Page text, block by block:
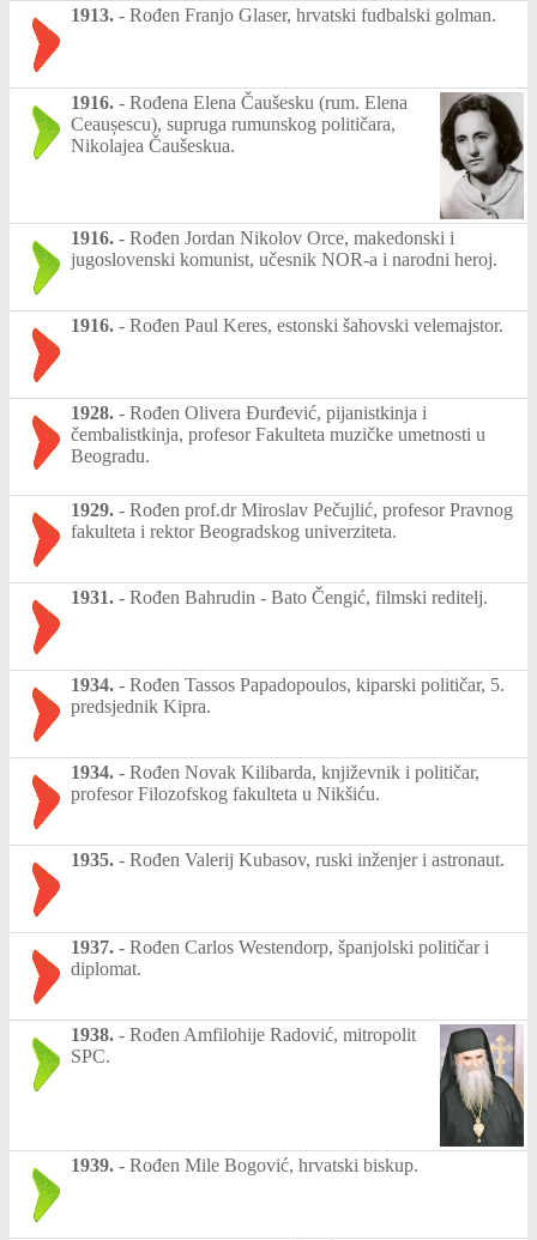
1913. - Rođen Franjo Glaser, hrvatski fudbalski golman.
1916. - Rođena Elena Čaušesku (rum. Elena
Ceaușescu), supruga rumunskog političara,
Nikolajea Čaušeskua.
1916. - Rođen Jordan Nikolov Orce, makedonski i
jugoslovenski komunist, učesnik NOR-a i narodni heroj.
1916. - Rođen Paul Keres, estonski šahovski velemajstor.
1928. - Rođen Olivera Đurđević, pijanistkinja i
čembalistkinja, profesor Fakulteta muzičke umetnosti u
Beogradu.
1929. - Rođen prof.dr Miroslav Pečujlić, profesor Pravnog
fakulteta i rektor Beogradskog univerziteta.
1931. - Rođen Bahrudin - Bato Čengić, filmski reditelj.
1934. - Rođen Tassos Papadopoulos, kiparski političar, 5.
predsjednik Kipra.
1934. - Rođen Novak Kilibarda, književnik i političar,
profesor Filozofskog fakulteta u Nikšiću.
1935. - Rođen Valerij Kubasov, ruski inženjer i astronaut.
1937. - Rođen Carlos Westendorp, španjolski političar i
diplomat.
1938. - Rođen Amfilohije Radović, mitropolit
SPC.
1939. - Rođen Mile Bogović, hrvatski biskup.